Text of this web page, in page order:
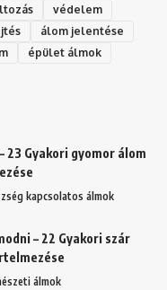
védelem
álom jelentése
épület álmok
23 Gyakori gyomor álom
kapcsolatos álmok
– 22 Gyakori szár
álmok